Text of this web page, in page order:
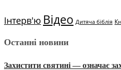
Інтерв'ю Відео Дитяча біблія
Останні новини
Захистити святині — означає